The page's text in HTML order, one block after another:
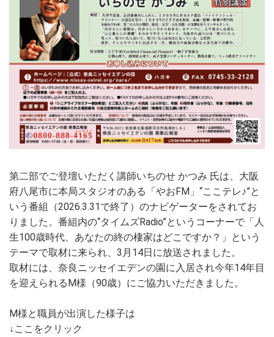
第二部でご登壇いただく講師いちのせ かつみ 氏は、大阪
府八尾市に本局スタジオのある「やおFM」“ここテレ♪”と
いう番組（2026.3.31で終了）のナビゲーターをされてお
りました。番組内の“タイムズRadio”というコーナーで「人
生100歳時代、あなたの終の棲家はどこですか？」という
テーマで取材に来られ、3月14日に放送されました。
取材には、奈良ニッセイエデンの園に入居され今年14年目
を迎えられるM様（90歳）にご協力いただきました。
M様と職員が出演した様子は
↓ここをクリック